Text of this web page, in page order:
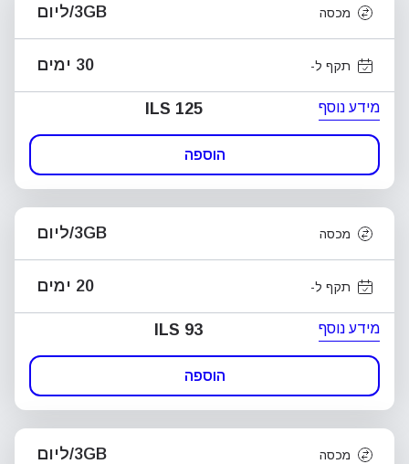
מכסה 3GB/ליום
תקף ל- 30 ימים
מידע נוסף ILS 125
הוספה
מכסה 3GB/ליום
תקף ל- 20 ימים
מידע נוסף ILS 93
הוספה
מכסה 3GB/ליום